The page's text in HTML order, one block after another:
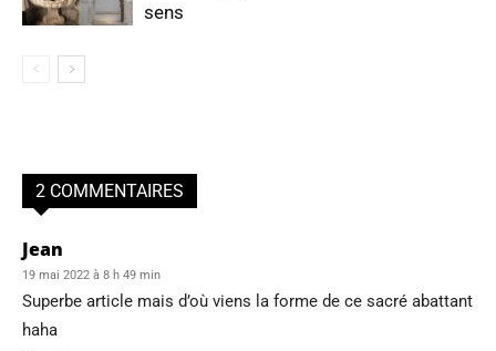
sens
2 COMMENTAIRES
Jean
19 mai 2022 à 8 h 49 min
Superbe article mais d’où viens la forme de ce sacré abattant
haha